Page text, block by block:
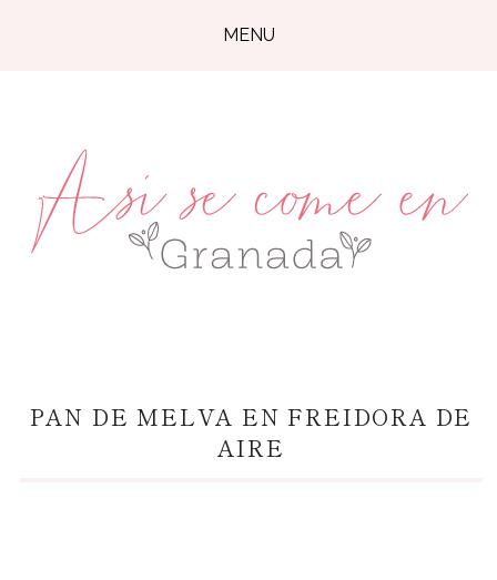
MENU
PAN DE MELVA EN FREIDORA DE
AIRE